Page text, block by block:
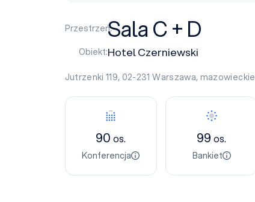
Przestrzeń:Sala C + D
Obiekt:Hotel Czerniewski
Jutrzenki 119, 02-231Warszawa, mazowieckie
90os.
Konferencja
99os.
Bankiet